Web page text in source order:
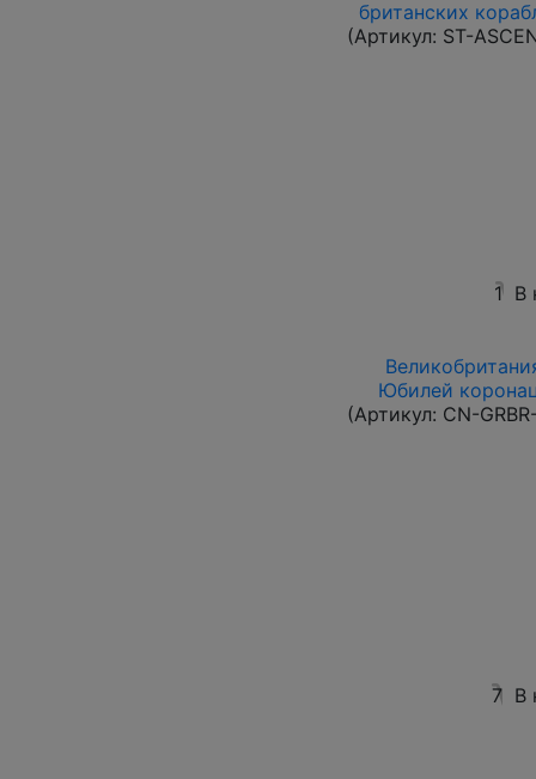
британских
(Артикул: ST-
1 В
Юбилей
(Артикул: CN-
7 В